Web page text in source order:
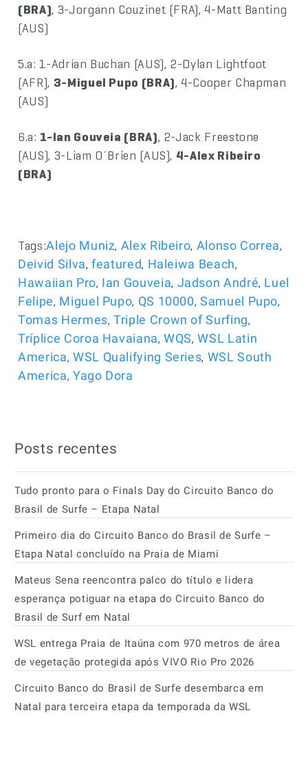
(BRA), 3-Jorgann Couzinet (FRA), 4-Matt Banting
(AUS)
5.a: 1-Adrian Buchan (AUS), 2-Dylan Lightfoot
(AFR), 3-Miguel Pupo (BRA), 4-Cooper Chapman
(AUS)
6.a: 1-Ian Gouveia (BRA), 2-Jack Freestone
(AUS), 3-Liam O´Brien (AUS), 4-Alex Ribeiro
(BRA)
Tags:Alejo Muniz, Alex Ribeiro, Alonso Correa,
Deivid Silva,featured, Haleiwa Beach,
Hawaiian Pro, Ian Gouveia, Jadson André, Luel
Felipe, Miguel Pupo, QS 10000,Samuel Pupo,
Tomas Hermes,Triple Crown of Surfing,
Tríplice Coroa Havaiana,WQS,WSL Latin
America, WSL Qualifying Series, WSL South
America, Yago Dora
Posts recentes
Tudo pronto para o Finals Day do Circuito Banco do
Brasil de Surfe – Etapa Natal
Primeiro dia do Circuito Banco do Brasil de Surfe –
Etapa Natal concluído na Praia de Miami
Mateus Sena reencontra palco do título e lidera
esperança potiguar na etapa do Circuito Banco do
Brasil de Surf em Natal
WSL entrega Praia de Itaúna com 970 metros de área
de vegetação protegida após VIVO Rio Pro 2026
Circuito Banco do Brasil de Surfe desembarca em
Natal para terceira etapa da temporada da WSL